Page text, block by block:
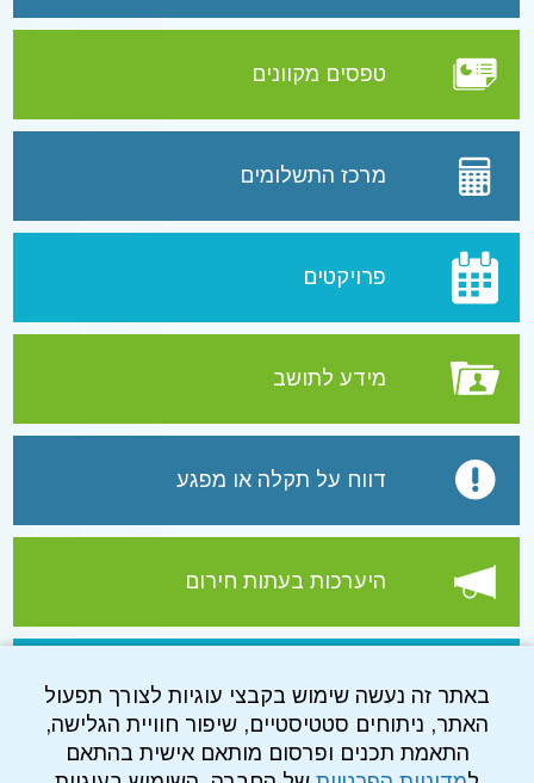
באתר זה נעשה שימוש בקבצי עוגיות לצורך תפעול
האתר, ניתוחים סטטיסטיים, שיפור חוויית הגלישה,
התאמת תכנים ופרסום מותאם אישית בהתאם
טפסים מקוונים
מרכז התשלומים
פרויקטים
מידע לתושב
דווח על תקלה או מפגע
היערכות בעתות חירום
עמוד הפייסבוק של התאגיד